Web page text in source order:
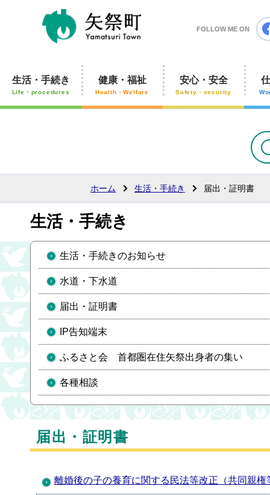
矢祭
FOLLOW ME ON
生活・手続き
Life・procedures
健康・福祉
Health・Welfare
安心・安全
Safety・security
ホーム 生活・手続き 届出・証明書
生活・手続き
生活・手続きのお知らせ
水道・下水道
届出・証明書
IP告知端末
ふるさと会 首都圏在住矢祭出身者の集い
各種相談
届出・証明書
離婚後の子の養育に関する民法等改正（共同親権